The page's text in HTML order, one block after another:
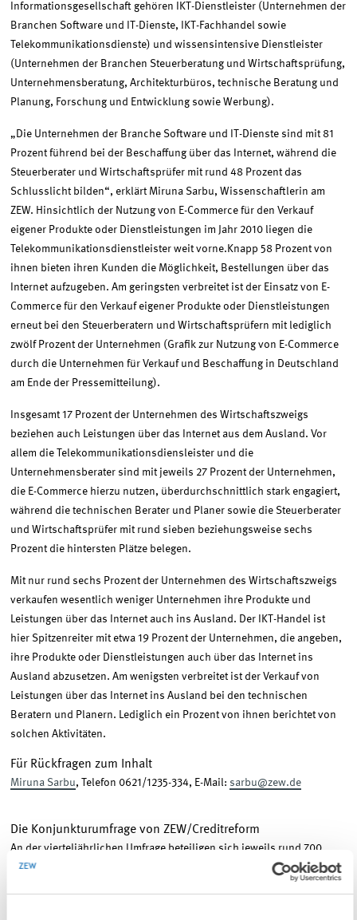
Informationsgesellschaft gehören IKT-Dienstleister (Unternehmen der
Branchen Software und IT-Dienste, IKT-Fachhandel sowie
Telekommunikationsdienste) und wissensintensive Dienstleister
(Unternehmen der Branchen Steuerberatung und Wirtschaftsprüfung,
Unternehmensberatung, Architekturbüros, technische Beratung und
Planung, Forschung und Entwicklung sowie Werbung).
„Die Unternehmen der Branche Software und IT-Dienste sind mit 81
Prozent führend bei der Beschaffung über das Internet, während die
Steuerberater und Wirtschaftsprüfer mit rund 48 Prozent das
Schlusslicht bilden“, erklärt Miruna Sarbu, Wissenschaftlerin am
ZEW. Hinsichtlich der Nutzung von E-Commerce für den Verkauf
eigener Produkte oder Dienstleistungen im Jahr 2010 liegen die
Telekommunikationsdienstleister weit vorne.Knapp 58 Prozent von
ihnen bieten ihren Kunden die Möglichkeit, Bestellungen über das
Internet aufzugeben. Am geringsten verbreitet ist der Einsatz von E-
Commerce für den Verkauf eigener Produkte oder Dienstleistungen
erneut bei den Steuerberatern und Wirtschaftsprüfern mit lediglich
zwölf Prozent der Unternehmen (Grafik zur Nutzung von E-Commerce
durch die Unternehmen für Verkauf und Beschaffung in Deutschland
am Ende der Pressemitteilung).
Insgesamt 17 Prozent der Unternehmen des Wirtschaftszweigs
beziehen auch Leistungen über das Internet aus dem Ausland. Vor
allem die Telekommunikationsdiensleister und die
Unternehmensberater sind mit jeweils 27 Prozent der Unternehmen,
die E-Commerce hierzu nutzen, überdurchschnittlich stark engagiert,
während die technischen Berater und Planer sowie die Steuerberater
und Wirtschaftsprüfer mit rund sieben beziehungsweise sechs
Prozent die hintersten Plätze belegen.
Mit nur rund sechs Prozent der Unternehmen des Wirtschaftszweigs
verkaufen wesentlich weniger Unternehmen ihre Produkte und
Leistungen über das Internet auch ins Ausland. Der IKT-Handel ist
hier Spitzenreiter mit etwa 19 Prozent der Unternehmen, die angeben,
ihre Produkte oder Dienstleistungen auch über das Internet ins
Ausland abzusetzen. Am wenigsten verbreitet ist der Verkauf von
Leistungen über das Internet ins Ausland bei den technischen
Beratern und Planern. Lediglich ein Prozent von ihnen berichtet von
solchen Aktivitäten.
Für Rückfragen zum Inhalt
Miruna Sarbu, Telefon 0621/1235-334, E-Mail: sarbu@zew.de
Die Konjunkturumfrage von ZEW/Creditreform
An der vierteljährlichen Umfrage beteiligen sich jeweils rund 700
Unternehmen. Der Wirtschaftszweig Dienstleister der